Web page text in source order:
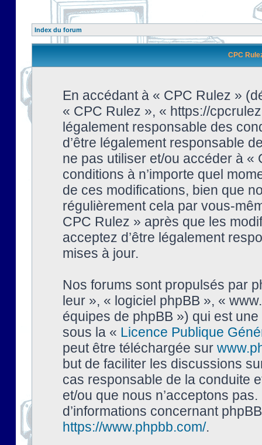
Index du forum
CPC
En accédant à « CPC Rulez »
« CPC Rulez », « https://
légalement responsable des
d’être légalement responsable
ne pas utiliser et/ou accéder à
conditions à n’importe quel
de ces modifications, bien que
régulièrement cela par vous-
CPC Rulez » après que les
acceptez d’être légalement
mises à jour.
Nos forums sont propulsés par
leur », « logiciel phpBB », «
équipes de phpBB ») qui est
sous la « Licence Publique
peut être téléchargée sur
but de faciliter les discussions
cas responsable de la conduite
et/ou que nous n’acceptons
d’informations concernant
https://www.phpbb.com/.